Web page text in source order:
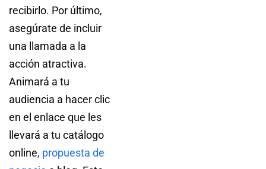
recibirlo. Por último,
asegúrate de incluir
una llamada a la
acción atractiva.
Animará a tu
audiencia a hacer clic
en el enlace que les
llevará a tu catálogo
online, propuesta de